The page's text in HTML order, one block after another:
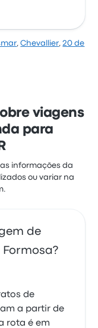
tem 3.8
,Chevallier,20 de
viagens
para
informações da
ou variar na
de
de
a partir de
rota é em